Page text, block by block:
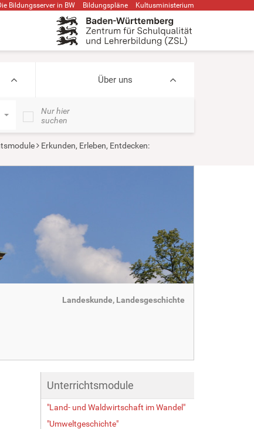
Bildungsserver in BW Bildungspläne Kultusministerium
Über uns
Nur hier
suchen
Erkunden, Erleben, Entdecken:
Landeskunde, Landesgeschichte
Unterrichtsmodule
"Land- und Waldwirtschaft im Wandel"
"Umweltgeschichte"